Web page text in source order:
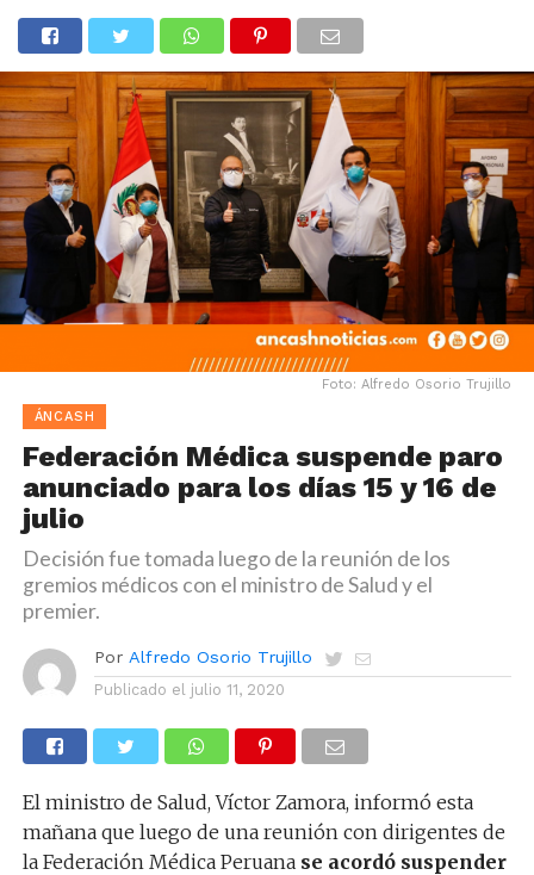
Foto: Alfredo Osorio Trujillo
ÁNCASH
Federación Médica suspende paro
anunciado para los días 15 y 16 de
julio
Decisión fue tomada luego de la reunión de los
gremios médicos con el ministro de Salud y el
premier.
Por Alfredo Osorio Trujillo
Publicado el julio 11, 2020
El ministro de Salud, Víctor Zamora, informó esta
mañana que luego de una reunión con dirigentes de
la Federación Médica Peruana se acordó suspender